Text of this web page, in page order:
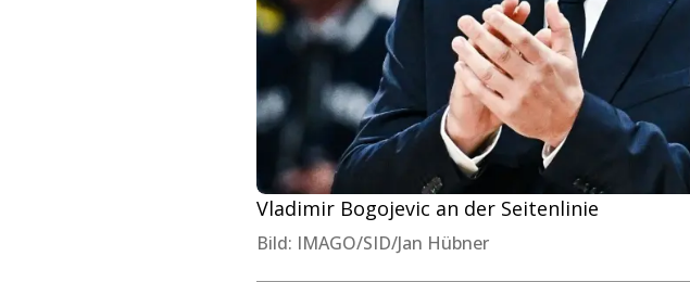
Vladimir Bogojevic an der Seitenlinie
Bild: IMAGO/SID/Jan Hübner